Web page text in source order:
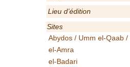
Lieu d’édition
Sites
Abydos / Umm el-Qaab
el-Amra
el-Badari